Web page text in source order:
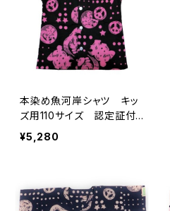
本染め魚河岸シャツ キッ
ズ用110サイズ 認定証付
き 木綿晒 星柄入り豆絞
り 黒×ピンク 子供用
仕立てシャツ てぬぐいシャ
ツ 濱いちシャツ 焼津
¥5,280